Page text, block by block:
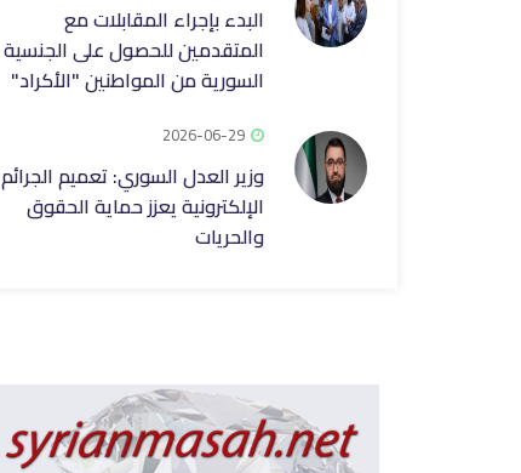
البدء بإجراء المقابلات مع
المتقدمين للحصول على الجنسية
السورية من المواطنين "الأكراد"
2026-06-29
وزير العدل السوري: تعميم الجرائم
الإلكترونية يعزز حماية الحقوق
والحريات